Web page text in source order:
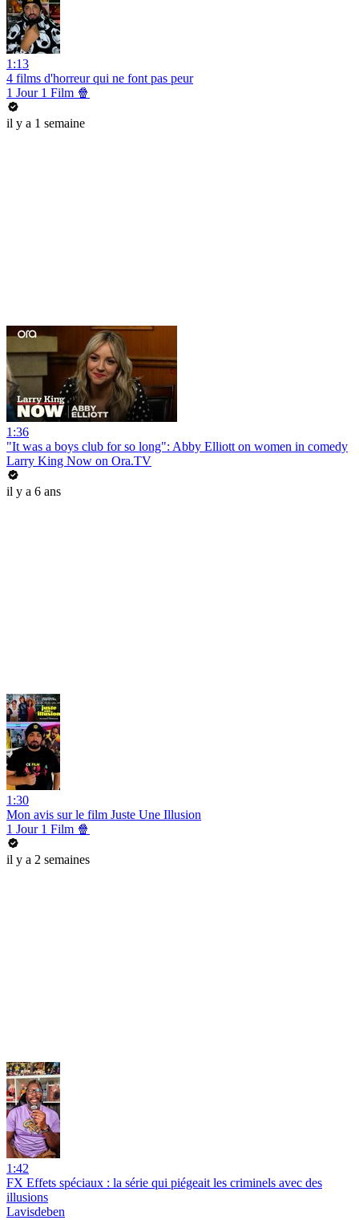
1:13
4 films d'horreur qui ne font pas peur
1 Jour 1 Film 🍿
il y a 1 semaine
1:36
"It was a boys club for so long": Abby Elliott on women in comedy
Larry King Now on Ora.TV
il y a 6 ans
1:30
Mon avis sur le film Juste Une Illusion
1 Jour 1 Film 🍿
il y a 2 semaines
1:42
FX Effets spéciaux : la série qui piégeait les criminels avec des
illusions
Lavisdeben